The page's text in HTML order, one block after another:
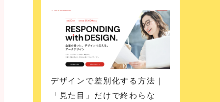
デザインで差別化する方法｜
「見た目」だけで終わらな